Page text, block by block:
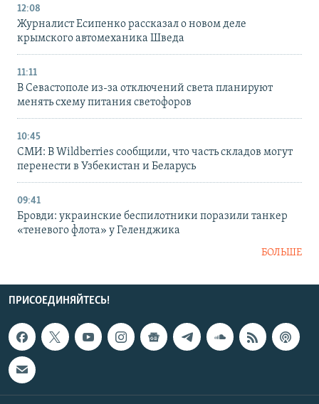
12:08
Журналист Есипенко рассказал о новом деле
крымского автомеханика Шведа
11:11
В Севастополе из-за отключений света планируют
менять схему питания светофоров
10:45
СМИ: В Wildberries сообщили, что часть складов могут
перенести в Узбекистан и Беларусь
09:41
Бровди: украинские беспилотники поразили танкер
«теневого флота» у Геленджика
БОЛЬШЕ
ПРИСОЕДИНЯЙТЕСЬ!